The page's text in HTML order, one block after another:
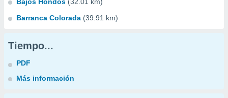
Barranca Colorada (39.91 km)
Tiempo...
PDF
Más información